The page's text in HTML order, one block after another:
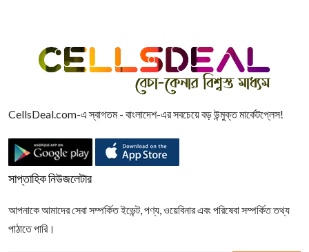
CellsDeal.com-এ স্বাগতম - বাংলাদেশ-এর সবচেয়ে বড় উন্মুক্ত মার্কেটপ্লেস!
সাপ্তাহিক নিউজলেটার
আপনাকে আমাদের সেবা সম্পর্কিত ইভেন্ট, পণ্য, ওয়েবিনার এবং পরিষেবা সম্পর্কিত তথ্য
পাঠাতে পারি।